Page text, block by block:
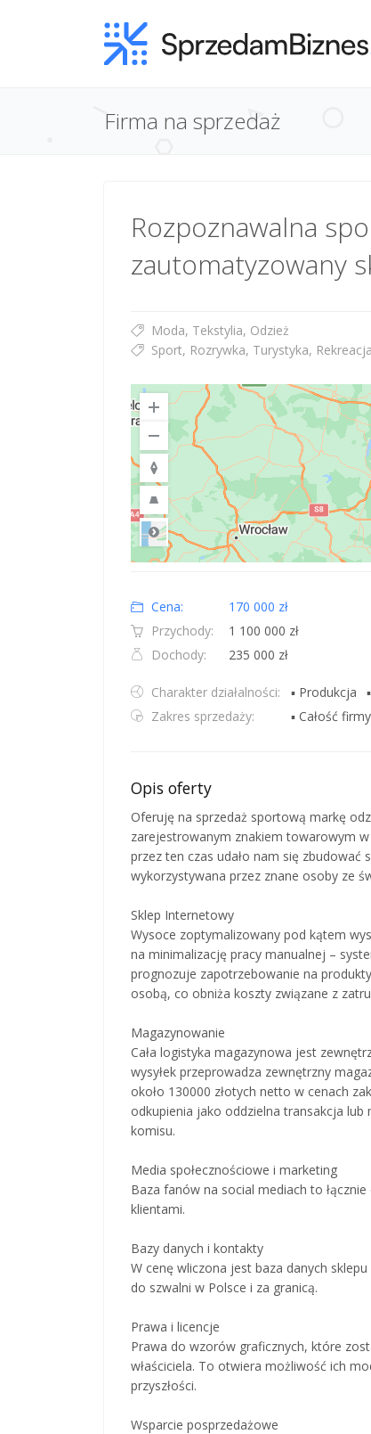
Firma na sprzedaż
Rozpoznawalna
zautomatyzowany
Moda, Tekstylia, Odzież
Sport, Rozrywka, Turystyka, Rekreacja
Map shortcuts: Zoom out: hyphen. Zoom in:
Road
Cena:
170 000 zł
Przychody:
1 100 000 zł
Dochody:
235 000 zł
Charakter działalności: ▪ Produkcja
Zakres sprzedaży:
▪ Całość firmy
Opis oferty
Oferuję na sprzedaż sportową markę
zarejestrowanym znakiem towarowym w
przez ten czas udało nam się zbudować
wykorzystywana przez znane osoby ze
Sklep Internetowy
Wysoce zoptymalizowany pod kątem
na minimalizację pracy manualnej –
prognozuje zapotrzebowanie na
osobą, co obniża koszty związane z
Magazynowanie
Cała logistyka magazynowa jest
wysyłek przeprowadza zewnętrzny
około 130000 złotych netto w cenach
odkupienia jako oddzielna transakcja
komisu.
Media społecznościowe i marketing
Baza fanów na social mediach to
klientami.
Bazy danych i kontakty
W cenę wliczona jest baza danych
do szwalni w Polsce i za granicą.
Prawa i licencje
Prawa do wzorów graficznych, które
właściciela. To otwiera możliwość ich
przyszłości.
Wsparcie posprzedażowe